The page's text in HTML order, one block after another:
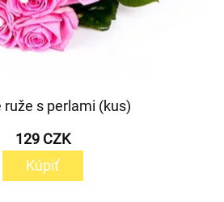
ruže s perlami (kus)
129 CZK
Kúpiť